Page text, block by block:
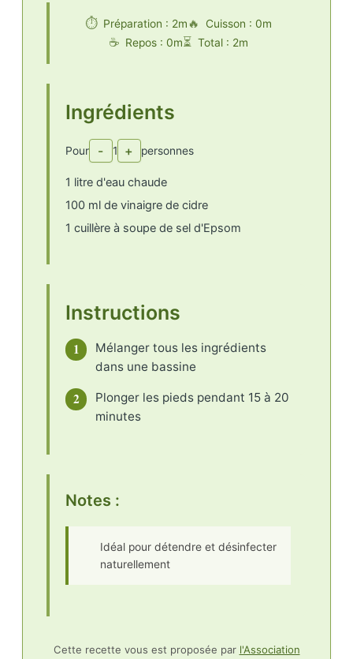
Préparation : 2m
Cuisson : 0m
Repos : 0m
Total : 2m
Ingrédients
Pour - 1 + personnes
1 litre d'eau chaude
100 ml de vinaigre de cidre
1 cuillère à soupe de sel d'Epsom
Instructions
1
Mélanger tous les ingrédients
dans une bassine
2
Plonger les pieds pendant 15 à 20
minutes
Notes :
Idéal pour détendre et désinfecter
naturellement
Cette recette vous est proposée par l'Association